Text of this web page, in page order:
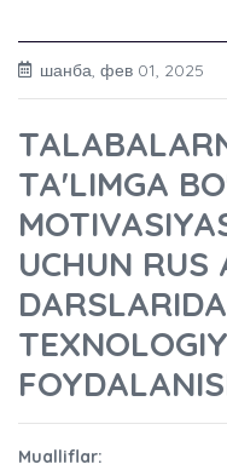
шанба, фев 01,
TA'LIMGA
UCHUN RUS
Mualliflar: